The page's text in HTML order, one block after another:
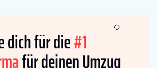
dich für die#1
für deinen Umzug